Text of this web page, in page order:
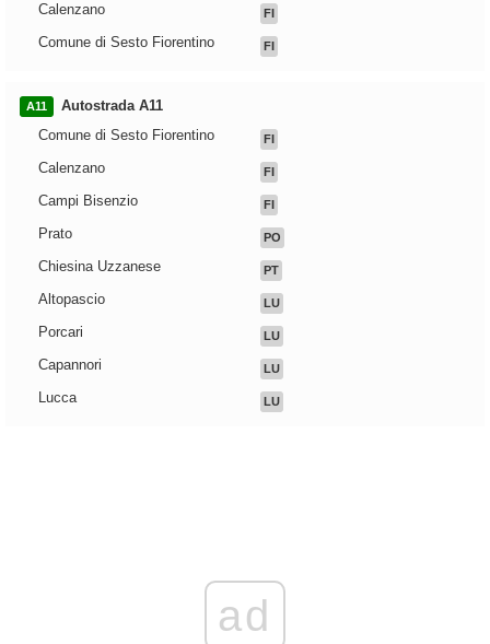
Calenzano
FI
Comune di Sesto Fiorentino FI
A11
Autostrada A11
Comune di Sesto Fiorentino
FI
Calenzano FI
Campi Bisenzio FI
Prato PO
Chiesina Uzzanese PT
Altopascio LU
Porcari LU
Capannori LU
Lucca LU
ad